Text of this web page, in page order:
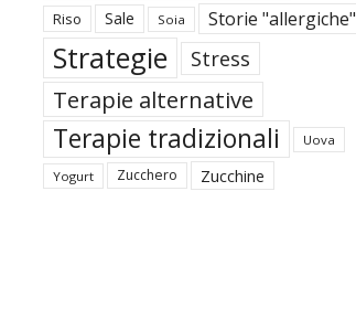
Riso Sale Soia Storie "allergiche"
Strategie Stress
Terapie alternative
Terapie tradizionali Uova
Yogurt Zucchero Zucchine